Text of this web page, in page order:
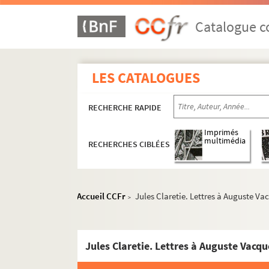
Catalogue
LES CATALOGUES
RECHERCHE RAPIDE
RECHERCHES CIBLÉES
Imprimés
multimédia
Accueil CCFr > Jules Claretie. Lettres à Auguste
Jules Claretie. Lettres à Auguste